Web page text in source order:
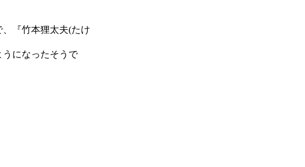
『竹本狸太夫(たけ
になったそうで